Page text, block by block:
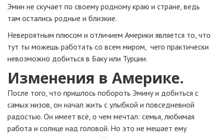
Эмин не скучает по своему родному краю и стране, ведь
там остались родные и близкие.
Невероятным плюсом и отличием Америки является то, что
тут ты можешь работать со всем миром, чего практически
невозможно добиться в Баку или Турции.
Изменения в Америке.
После того, что пришлось побороть Эмину и добиться с
самых низов, он начал жить с улыбкой и повседневной
радостью. Он имеет всё, о чем мечтал: семья, любимая
работа и солнце над головой. Но это не мешает ему